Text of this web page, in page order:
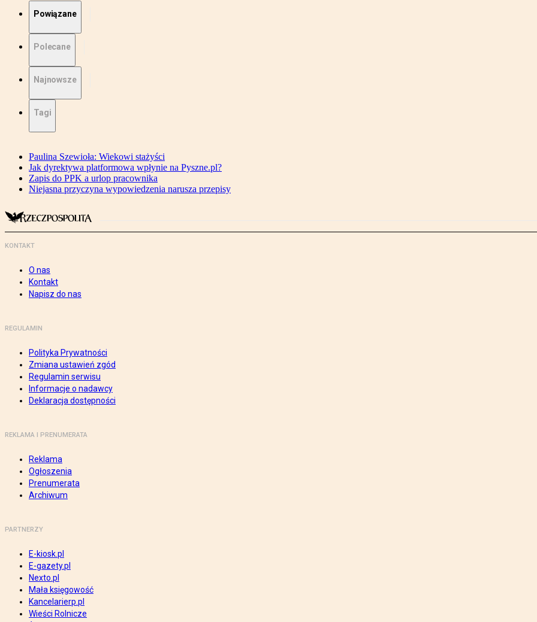
Powiązane
Polecane
Najnowsze
Tagi
Paulina Szewioła: Wiekowi stażyści
Jak dyrektywa platformowa wpłynie na Pyszne.pl?
Zapis do PPK a urlop pracownika
Niejasna przyczyna wypowiedzenia narusza przepisy
KONTAKT
O nas
Kontakt
Napisz do nas
REGULAMIN
Polityka Prywatności
Zmiana ustawień zgód
Regulamin serwisu
Informacje o nadawcy
Deklaracja dostępności
REKLAMA I PRENUMERATA
Reklama
Ogłoszenia
Prenumerata
Archiwum
PARTNERZY
E-kiosk.pl
E-gazety.pl
Nexto.pl
Mała księgowość
Kancelarierp.pl
Wieści Rolnicze